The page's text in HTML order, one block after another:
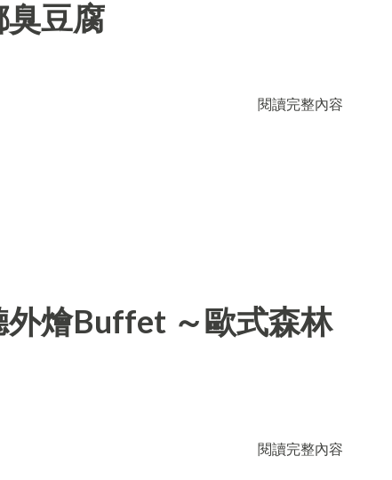
臭豆腐
閱讀完整內容
外燴Buffet ～歐式森林
閱讀完整內容